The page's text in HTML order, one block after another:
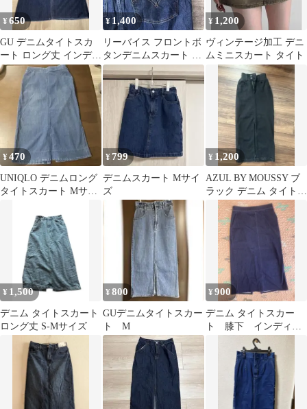
¥650
GU デニムタイトスカ
ート ロング丈 インディ
ゴ 裾フリンジ
¥ 1,400
リーバイス フロントボ
タンデニムスカート タ
イト 28 紺 綿 カジュア
ル
¥ 1,200
ヴィンテージ加工 デニ
ムミニスカート タイト
¥470
UNIQLO デニムロング
タイトスカート Mサイ
¥ 799
デニムスカート Mサイ
ズ
¥ 1,200
AZUL BY MOUSSY ブ
ラック デニム タイトス
カート XS
¥ 1,500
デニム タイトスカート
ロング丈 S-Mサイズ
¥ 800
GUデニムタイトスカー
ト M
¥900
デニム タイトスカー
ト 膝下 インディ
ゴ UNIQLO